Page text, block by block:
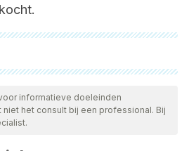
zijn grondig gecontroleerd door
betrouwbaarheid, actualiteit en
De bibliografie van dit artikel werd
informatieve doeleinden
het consult bij een professional. Bij